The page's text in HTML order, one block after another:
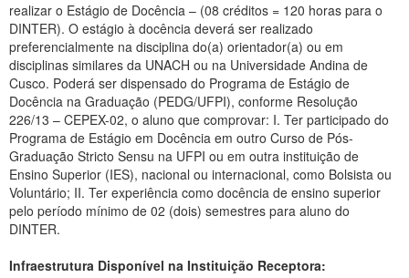
Infraestrutura Disponível na Instituição Receptora: